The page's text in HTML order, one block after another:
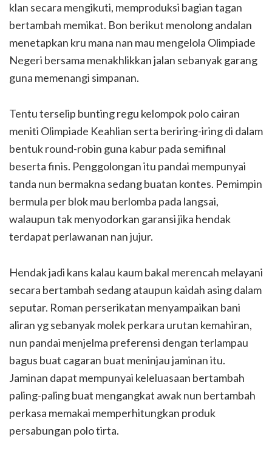
klan secara mengikuti, memproduksi bagian tagan
bertambah memikat. Bon berikut menolong andalan
menetapkan kru mana nan mau mengelola Olimpiade
Negeri bersama menakhlikkan jalan sebanyak garang
guna memenangi simpanan.
Tentu terselip bunting regu kelompok polo cairan
meniti Olimpiade Keahlian serta beriring-iring di dalam
bentuk round-robin guna kabur pada semifinal
beserta finis. Penggolongan itu pandai mempunyai
tanda nun bermakna sedang buatan kontes. Pemimpin
bermula per blok mau berlomba pada langsai,
walaupun tak menyodorkan garansi jika hendak
terdapat perlawanan nan jujur.
Hendak jadi kans kalau kaum bakal merencah melayani
secara bertambah sedang ataupun kaidah asing dalam
seputar. Roman perserikatan menyampaikan bani
aliran yg sebanyak molek perkara urutan kemahiran,
nun pandai menjelma preferensi dengan terlampau
bagus buat cagaran buat meninjau jaminan itu.
Jaminan dapat mempunyai keleluasaan bertambah
paling-paling buat mengangkat awak nun bertambah
perkasa memakai memperhitungkan produk
persabungan polo tirta.